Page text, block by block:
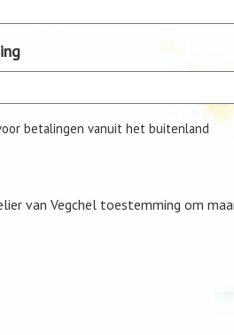
betalingen vanuit het buitenland
van Vegchel toestemming om